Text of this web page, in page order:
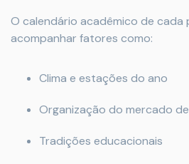
O calendário acadêmico de cada
acompanhar fatores como:
Clima e estações do ano
Organização do mercado
Tradições educacionais